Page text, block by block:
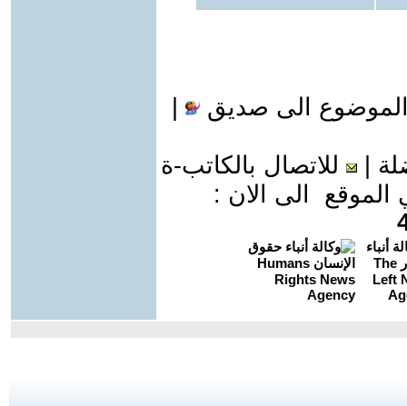
الى صديق
للاتصال بالكاتب-ة
الى الان :